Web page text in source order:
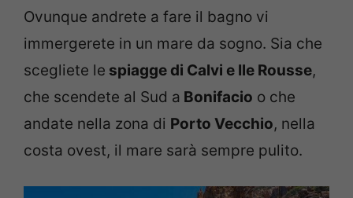
Ovunque andrete a fare il bagno vi
immergerete in un mare da sogno. Sia che
scegliete le spiagge di Calvi e Ile Rousse,
che scendete al Sud a Bonifacio o che
andate nella zona di Porto Vecchio, nella
costa ovest, il mare sarà sempre pulito.